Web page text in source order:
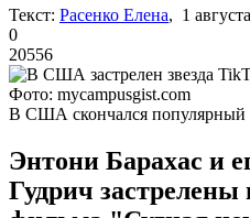
Текст: Расенко Елена, 1
0
20556
Фото: mycampusgist.com
В США скончался популярный
Энтони Барахас и
Гудрич застрелены